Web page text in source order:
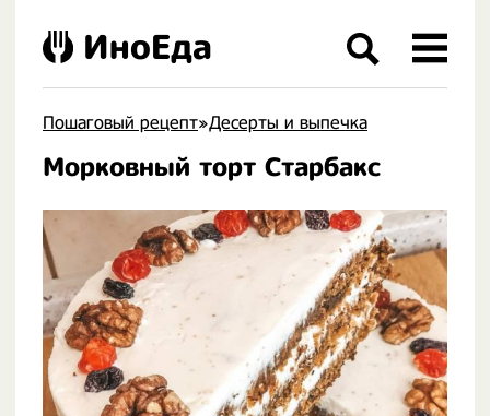
Пошаговый рецепт»Десерты и выпечка
Морковный торт Старбакс
ИноЕда